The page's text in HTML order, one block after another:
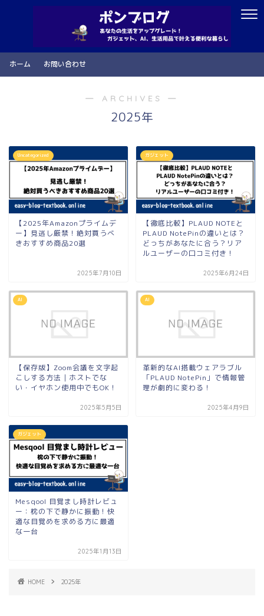
ホーム お問い合わせ
― ARCHIVES ―
2025年
Uncategorized
【2025年Amazonプライムデ
ー】見逃し厳禁！絶対買うべ
きおすすめ商品20選
2025年7月10日
ガジェット
【徹底比較】PLAUD NOTEと
PLAUD NotePinの違いとは？
どっちがあなたに合う？リア
ルユーザーの口コミ付き！
2025年6月24日
AI
【保存版】Zoom会議を文字起
こしする方法｜ホストでな
い・イヤホン使用中でもOK！
2025年5月5日
AI
革新的なAI搭載ウェアラブル
「PLAUD NotePin」で情報管
理が劇的に変わる！
2025年4月9日
ガジェット
Mesqool 目覚まし時計レビュ
ー：枕の下で静かに振動！快
適な目覚めを求める方に最適
な一台
2025年1月13日
HOME 2025年